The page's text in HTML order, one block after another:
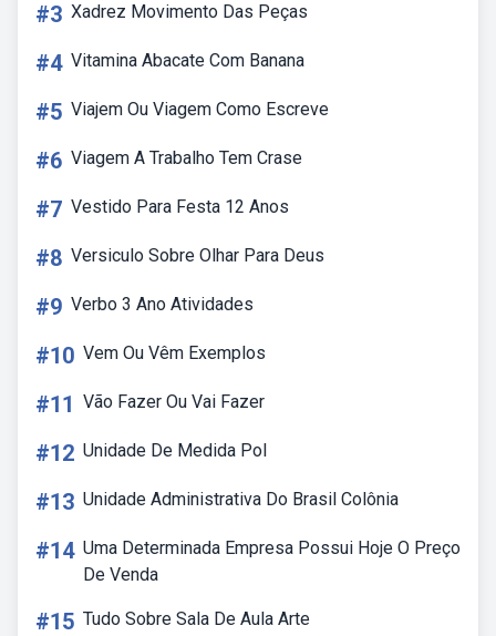
#3 Xadrez Movimento Das Peças
#4 Vitamina Abacate Com Banana
#5 Viajem Ou Viagem Como Escreve
#6 Viagem A Trabalho Tem Crase
#7 Vestido Para Festa 12 Anos
#8 Versiculo Sobre Olhar Para Deus
#9 Verbo 3 Ano Atividades
#10 Vem Ou Vêm Exemplos
#11 Vão Fazer Ou Vai Fazer
#12 Unidade De Medida Pol
#13 Unidade Administrativa Do Brasil Colônia
#14 Uma Determinada Empresa Possui Hoje O Preço
De Venda
#15 Tudo Sobre Sala De Aula Arte